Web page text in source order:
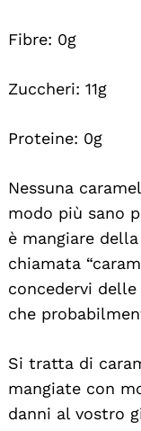
Fibre: 0g
Zuccheri: 11g
Proteine: 0g
Nessuna
modo più sano
è mangiare
chiamata
concedervi
che
Si tratta di
mangiate con
danni al vostro